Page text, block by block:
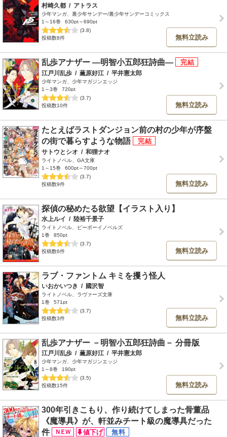
村崎久都 / アトラス
少年マンガ、裏少年サンデー/裏少年サンデーコミックス
1～16巻
630pt～690pt
(3.8)
投稿数8件
無料立読み
乱歩アナザー ―明智小五郎狂詩曲―
江戸川乱歩 / 薫原好江 / 平井憲太郎
少年マンガ、少年マガジンエッジ
1～3巻
720pt
(3.7)
投稿数10件
無料立読み
たとえばラストダンジョン前の村の少年が序盤
の街で暮らすような物語
サトウとシオ / 和狸ナオ
ライトノベル、GA文庫
1～15巻
600pt～700pt
(3.7)
投稿数9件
無料立読み
探偵の秘めたる欲望【イラスト入り】
水上ルイ / 陸裕千景子
ライトノベル、ビーボーイノベルズ
1巻
850pt
(3.7)
投稿数6件
無料立読み
ラブ・ファントム キミを攫う怪人
いおかいつき / 國沢智
ライトノベル、ラヴァーズ文庫
1巻
571pt
(3.7)
投稿数3件
無料立読み
乱歩アナザー －明智小五郎狂詩曲－ 分冊版
江戸川乱歩 / 薫原好江 / 平井憲太郎
少年マンガ、少年マガジンエッジ
1～8巻
190pt
(3.5)
投稿数15件
無料立読み
300年引きこもり、作り続けてしまった骨董品
《魔導具》が、軒並みチート級の魔導具だった
件